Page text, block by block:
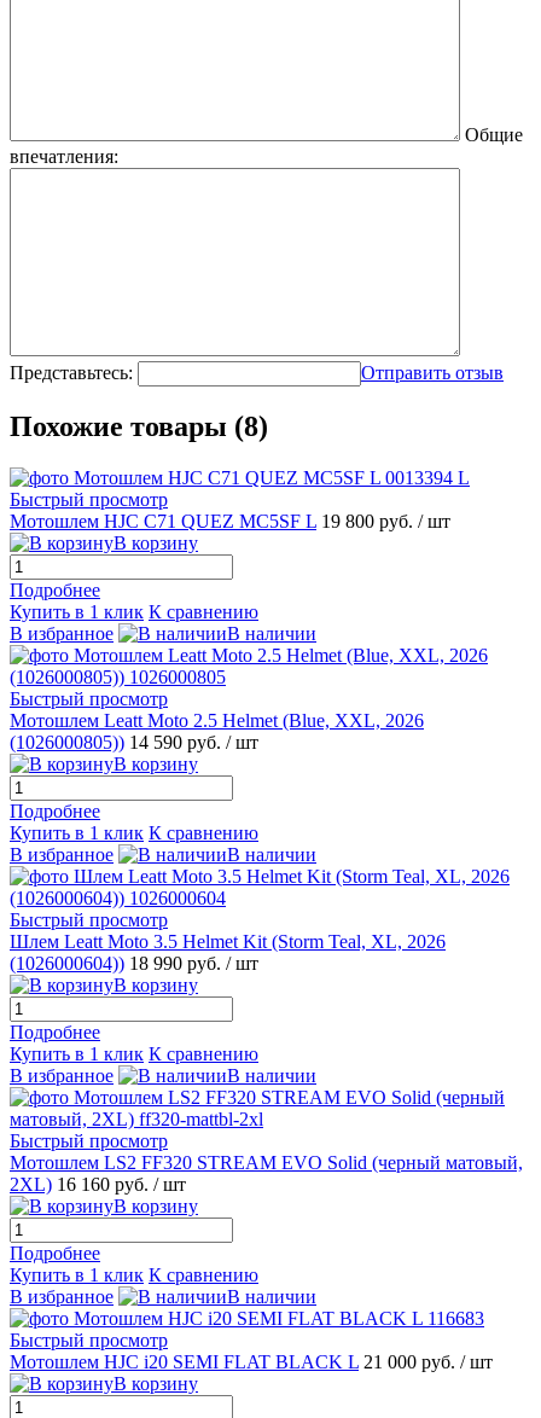
Общие
впечатления:
Представьтесь: Отправить отзыв
Похожие товары (8)
Быстрый просмотр
Мотошлем HJC C71 QUEZ MC5SF L 19 800 руб. / шт
В корзину
Подробнее
Купить в 1 клик К сравнению
В избранное
В наличии
Быстрый просмотр
Мотошлем Leatt Moto 2.5 Helmet (Blue, XXL, 2026
(1026000805)) 14 590 руб. / шт
В корзину
Подробнее
Купить в 1 клик К сравнению
В избранное
В наличии
Быстрый просмотр
Шлем Leatt Moto 3.5 Helmet Kit (Storm Teal, XL, 2026
(1026000604)) 18 990 руб. / шт
В корзину
Подробнее
Купить в 1 клик К сравнению
В избранное
В наличии
Быстрый просмотр
Мотошлем LS2 FF320 STREAM EVO Solid (черный матовый,
2XL) 16 160 руб. / шт
В корзину
Подробнее
Купить в 1 клик К сравнению
В избранное
В наличии
Быстрый просмотр
Мотошлем HJC i20 SEMI FLAT BLACK L 21 000 руб. / шт
В корзину